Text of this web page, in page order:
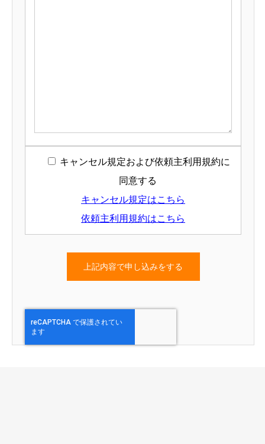
キャンセル規定および依頼主利用規約に
同意する
キャンセル規定はこちら
依頼主利用規約はこちら